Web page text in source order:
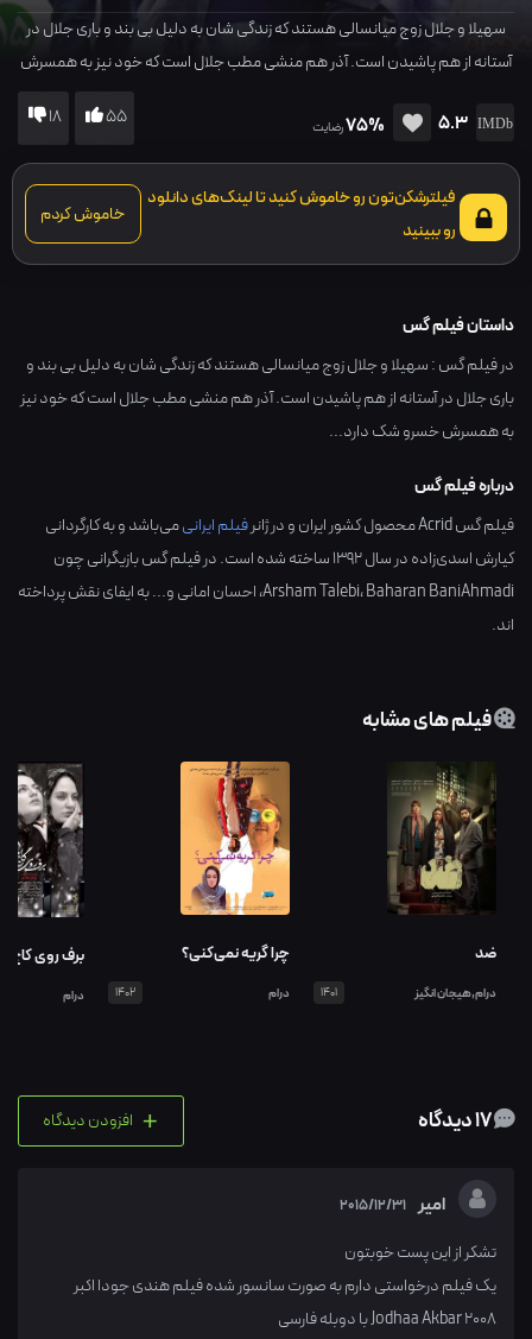
سهیلا و جلال زوج میانسالی هستند که زندگی شان به دلیل بی بند و باری جلال در
آستانه از هم پاشیدن است. آذر هم منشی مطب جلال است که خود نیز به همسرش
5.3
75%رضایت 55
18
فیلترشکن‌تون رو خاموش کنید تا لینک‌های دانلود
رو ببینید
خاموش کردم
داستان فیلم گس
در فیلم گس : سهیلا و جلال زوج میانسالی هستند که زندگی شان به دلیل بی بند و
باری جلال در آستانه از هم پاشیدن است. آذر هم منشی مطب جلال است که خود نیز
به همسرش خسرو شک دارد...
درباره فیلم گس
فیلم گس Acrid محصول کشور ایرانو در ژانرفیلم ایرانیمی‌باشد و به کارگردانی
کیارش اسدی‌زادهدر سال1392ساخته شده است. در فیلم گس بازیگرانی چون
Arsham Talebi،Baharan BaniAhmadi ،احسان امانیو... به ایفای نقش پرداخته
اند.
فیلم های مشابه
ضد
درام,هیجان انگیز 1401
چرا گریه نمی‌کنی؟
درام 1402
برف روی کاج
درام
+ افزودن دیدگاه
امیر 2015/12/31
تشکر از این پست خوبتون
یک فیلم درخواستی دارم به صورت سانسور شده فیلم هندی جودا اکبر
Jodhaa Akbar 2008 با دوبله فارسی